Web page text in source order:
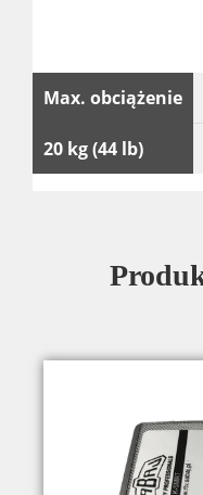
Max. obciążenie
20 kg (44 lb)